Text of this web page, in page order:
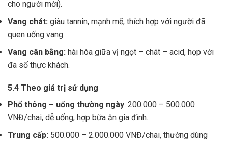
cho người mới).
Vang chát: giàu tannin, mạnh mẽ, thích hợp với người đã
quen uống vang.
Vang cân bằng: hài hòa giữa vị ngọt – chát – acid, hợp với
đa số thực khách.
5.4 Theo giá trị sử dụng
Phổ thông – uống thường ngày: 200.000 – 500.000
VNĐ/chai, dễ uống, hợp bữa ăn gia đình.
Trung cấp: 500.000 – 2.000.000 VNĐ/chai, thường dùng